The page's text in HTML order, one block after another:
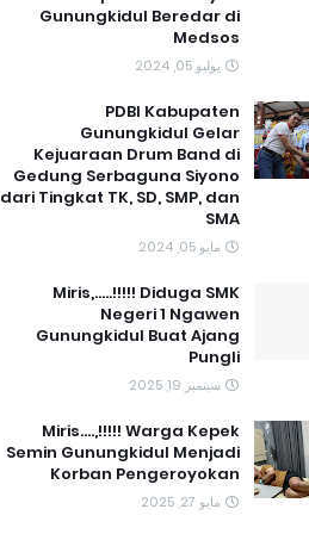
Gunungkidul Beredar di
Medsos
يوليو 05, 2024
PDBI Kabupaten
Gunungkidul Gelar
Kejuaraan Drum Band di
Gedung Serbaguna Siyono
dari Tingkat TK, SD, SMP, dan
SMA
مايو 05, 2024
Miris,.....!!!!! Diduga SMK
Negeri 1 Ngawen
Gunungkidul Buat Ajang
Pungli
سبتمبر 19, 2025
Miris....,!!!!! Warga Kepek
Semin Gunungkidul Menjadi
Korban Pengeroyokan
مايو 27, 2025